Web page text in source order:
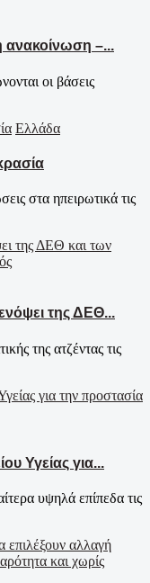
ανακοίνωση –...
οι βάσεις
Ελλάδα
στα ηπειρωτικά τις
της ΔΕΘ...
της ατζέντας τις
Υγείας για...
υψηλά επίπεδα τις